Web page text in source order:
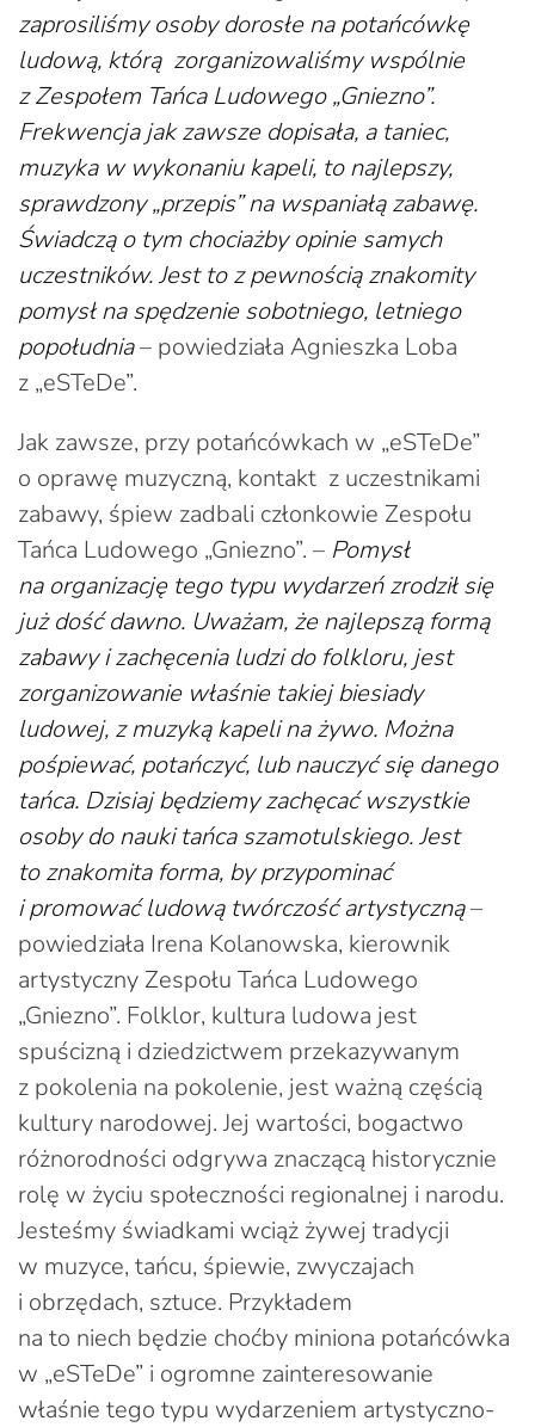
zaprosiliśmy osoby dorosłe na potańcówkę
ludową, którą zorganizowaliśmy wspólnie
z Zespołem Tańca Ludowego „Gniezno”.
Frekwencja jak zawsze dopisała, a taniec,
muzyka w wykonaniu kapeli, to najlepszy,
sprawdzony „przepis” na wspaniałą zabawę.
Świadczą o tym chociażby opinie samych
uczestników. Jest to z pewnością znakomity
pomysł na spędzenie sobotniego, letniego
popołudnia– powiedziała Agnieszka Loba
z „eSTeDe”.
Jak zawsze, przy potańcówkach w „eSTeDe”
o oprawę muzyczną, kontakt z uczestnikami
zabawy, śpiew zadbali członkowie Zespołu
Tańca Ludowego „Gniezno”. – Pomysł
na organizację tego typu wydarzeń zrodził się
już dość dawno. Uważam, że najlepszą formą
zabawy i zachęcenia ludzi do folkloru, jest
zorganizowanie właśnie takiej biesiady
ludowej, z muzyką kapeli na żywo. Można
pośpiewać, potańczyć, lub nauczyć się danego
tańca. Dzisiaj będziemy zachęcać wszystkie
osoby do nauki tańca szamotulskiego. Jest
to znakomita forma, by przypominać
i promować ludową twórczość artystyczną–
powiedziała Irena Kolanowska, kierownik
artystyczny Zespołu Tańca Ludowego
„Gniezno”. Folklor, kultura ludowa jest
spuścizną i dziedzictwem przekazywanym
z pokolenia na pokolenie, jest ważną częścią
kultury narodowej. Jej wartości, bogactwo
różnorodności odgrywa znaczącą historycznie
rolę w życiu społeczności regionalnej i narodu.
Jesteśmy świadkami wciąż żywej tradycji
w muzyce, tańcu, śpiewie, zwyczajach
i obrzędach, sztuce. Przykładem
na to niech będzie choćby miniona potańcówka
w „eSTeDe” i ogromne zainteresowanie
właśnie tego typu wydarzeniem artystyczno-